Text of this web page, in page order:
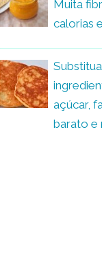
Muita
calorias
açúcar,
barato e